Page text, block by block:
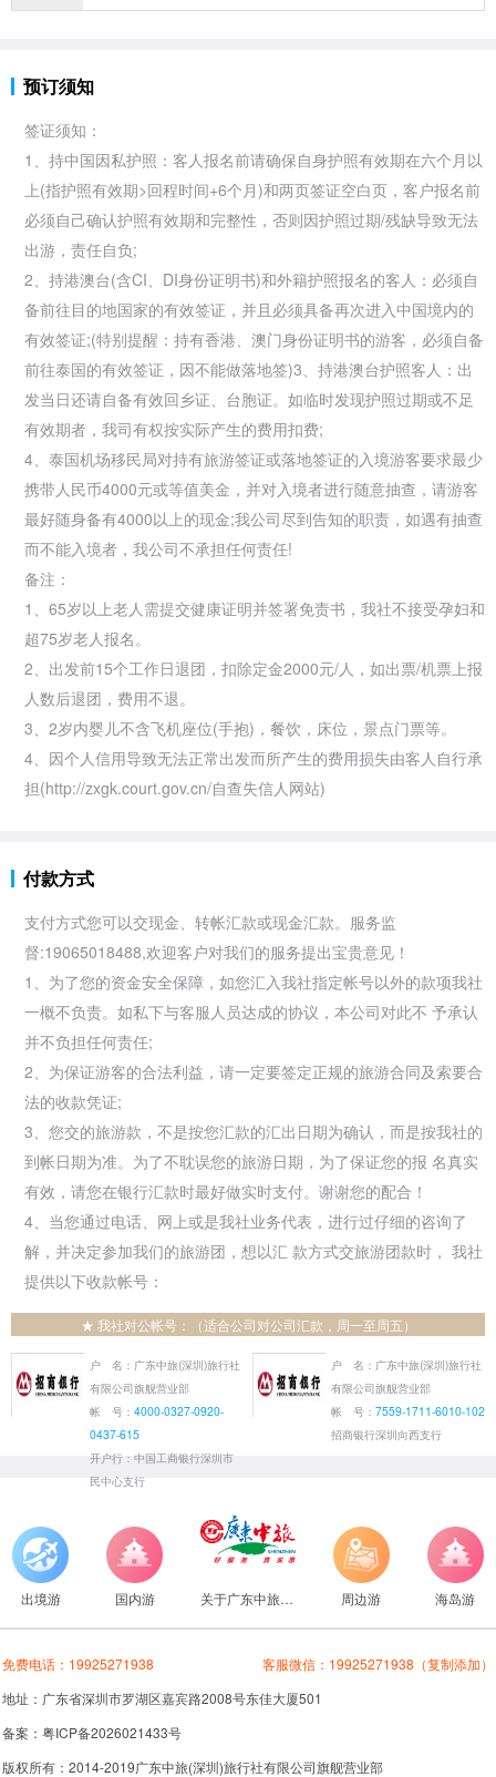
预订须知
签证须知：
1、持中国因私护照：客人报名前请确保自身护照有效期在六个月以
上(指护照有效期>回程时间+6个月)和两页签证空白页，客户报名前
必须自己确认护照有效期和完整性，否则因护照过期/残缺导致无法
出游，责任自负;
2、持港澳台(含CI、DI身份证明书)和外籍护照报名的客人：必须自
备前往目的地国家的有效签证，并且必须具备再次进入中国境内的
有效签证;(特别提醒：持有香港、 澳门身份证明书的游客，必须自备
前往泰国的有效签证，因不能做落地签)3、持港澳台护照客人：出
发当日还请自备有效回乡证、台胞证。如临时发现护照过期或不足
有效期者，我司有权按实际产生的费用扣费;
4、泰国机场移民局对持有旅游签证或落地签证的入境游客要求最少
携带人民币4000元或等值美金，并对入境者进行随意抽查，请游客
最好随身备有4000以上的现金;我公司尽到告知的职责，如遇有抽查
而不能入境者，我公司不承担任何责任!
备注：
1、65岁以上老人需提交健康证明并签署免责书，我社不接受孕妇和
超75岁老人报名。
2、出发前15个工作日退团，扣除定金2000元/人，如出票/机票上报
人数后退团，费用不退。
3、2岁内婴儿不含飞机座位(手抱)，餐饮，床位，景点门票等。
4、因个人信用导致无法正常出发而所产生的费用损失由客人自行承
担(http://zxgk.court.gov.cn/自查失信人网站)
付款方式
支付方式您可以交现金、转帐汇款或现金汇款。服务监
督:19065018488,欢迎客户对我们的服务提出宝贵意见！
1、为了您的资金安全保障，如您汇入我社指定帐号以外的款项我社
一概不负责。如私下与客服人员达成的协议，本公司对此不 予承认
并不负担任何责任;
2、为保证游客的合法利益，请一定要签定正规的旅游合同及索要合
法的收款凭证;
3、您交的旅游款，不是按您汇款的汇出日期为确认，而是按我社的
到帐日期为准。为了不耽误您的旅游日期，为了保证您的报 名真实
有效，请您在银行汇款时最好做实时支付。谢谢您的配合！
4、当您通过电话、网上或是我社业务代表，进行过仔细的咨询了
解，并决定参加我们的旅游团，想以汇 款方式交旅游团款时， 我社
提供以下收款帐号：
★ 我社对公帐号：（适合公司对公司汇款，周一至周五）
户 名：广东中旅(深圳)旅行社
有限公司旗舰营业部
帐 号： 4000-0327-0920-
0437-615
开户行：中国工商银行深圳市
民中心支行
户 名：广东中旅(深圳)旅行社
有限公司旗舰营业部
帐 号： 7559-1711-6010-102
招商银行深圳向西支行
出境游 国内游 关于广东中旅旅行社 周边游 海岛游
免费电话： 19925271938 客服微信： 19925271938 （复制添加）
地址：广东省深圳市罗湖区嘉宾路2008号东佳大厦501
备案：粤ICP备2026021433号
版权所有：2014-2019广东中旅(深圳)旅行社有限公司旗舰营业部